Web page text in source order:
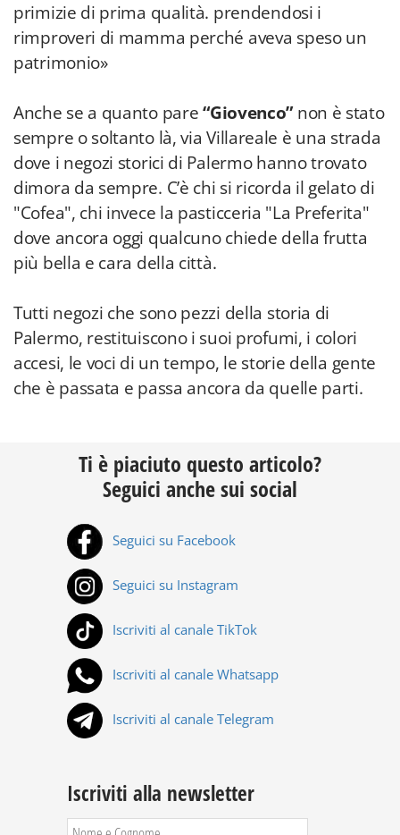
primizie di prima qualità. prendendosi i
rimproveri di mamma perché aveva speso un
patrimonio»
Anche se a quanto pare“Giovenco”non è stato
sempre o soltanto là, via Villareale è una strada
dove i negozi storici di Palermo hanno trovato
dimora da sempre. C’è chi si ricorda il gelato di
"Cofea", chi invece la pasticceria "La Preferita"
dove ancora oggi qualcuno chiede della frutta
più bella e cara della città.
Tutti negozi che sono pezzi della storia di
Palermo, restituiscono i suoi profumi, i colori
accesi, le voci di un tempo, le storie della gente
che è passata e passa ancora da quelle parti.
Ti è piaciuto questo articolo?
Seguici anche sui social
Seguici su Facebook
Seguici su Instagram
Iscriviti al canale TikTok
Iscriviti al canale Whatsapp
Iscriviti al canale Telegram
Iscriviti alla newsletter